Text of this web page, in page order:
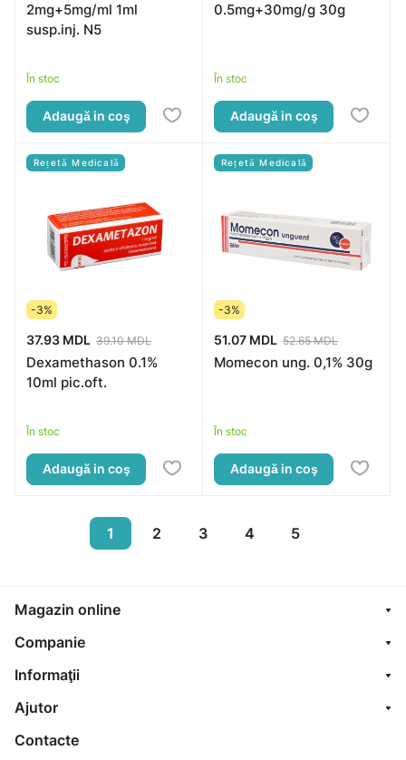
2mg+5mg/ml 1ml
susp.inj. N5
În stoc
Adaugă in coş
0.5mg+30mg/g 30g
În stoc
Adaugă in coş
Rețetă Medicală
-3%
37.93 MDL 39.10 MDL
Dexamethason 0.1%
10ml pic.oft.
În stoc
Adaugă in coş
Rețetă Medicală
-3%
51.07 MDL 52.65 MDL
Momecon ung. 0,1% 30g
În stoc
Adaugă in coş
1 2 3 4 5
Magazin online
Companie
Informaţii
Ajutor
Contacte